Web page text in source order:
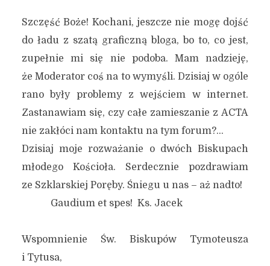
Szczęść Boże! Kochani, jeszcze nie mogę dojść
do ładu z szatą graficzną bloga, bo to, co jest,
zupełnie mi się nie podoba. Mam nadzieję,
że Moderator coś na to wymyśli. Dzisiaj w ogóle
rano były problemy z wejściem w internet.
Zastanawiam się, czy całe zamieszanie z ACTA
nie zakłóci nam kontaktu na tym forum?…
Dzisiaj moje rozważanie o dwóch Biskupach
młodego Kościoła. Serdecznie pozdrawiam
ze Szklarskiej Poręby. Śniegu u nas – aż nadto!
Gaudium et spes! Ks. Jacek
Wspomnienie Św. Biskupów Tymoteusza
i Tytusa,